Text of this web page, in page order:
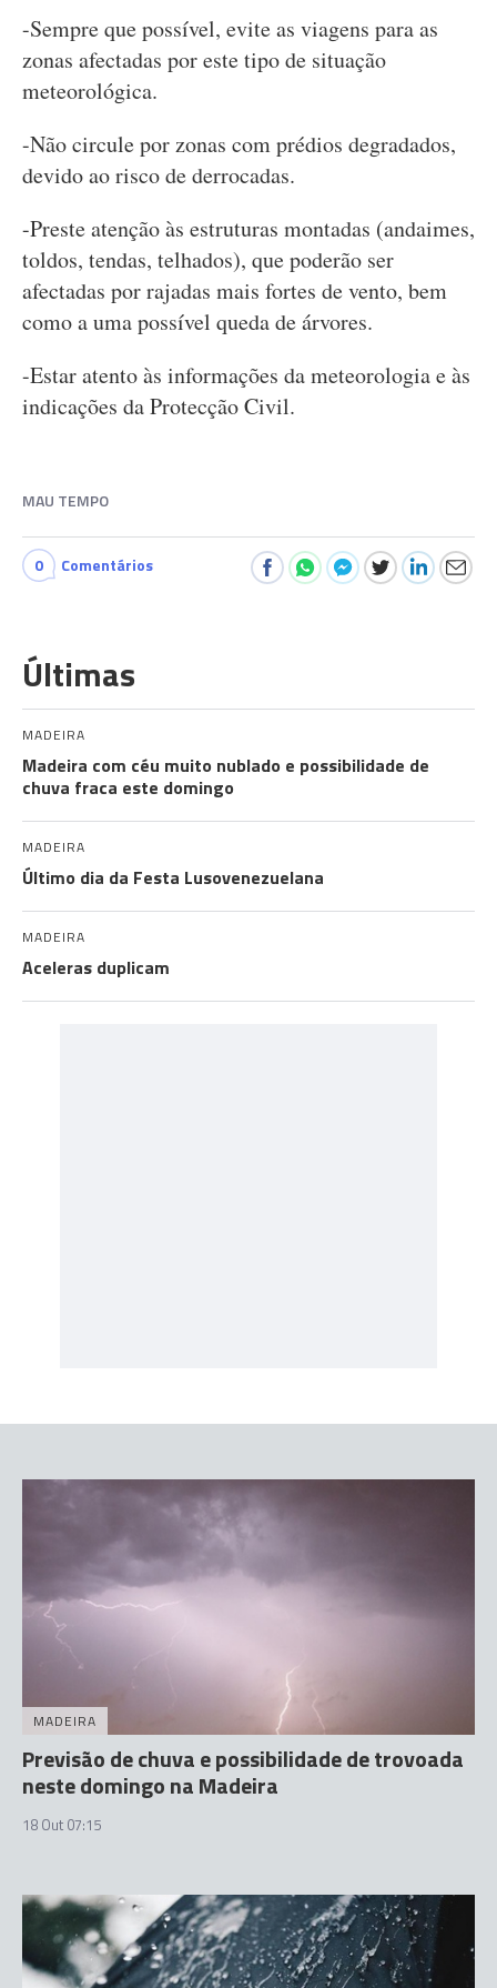
-Sempre que possível, evite as viagens para as
zonas afectadas por este tipo de situação
meteorológica.
-Não circule por zonas com prédios degradados,
devido ao risco de derrocadas.
-Preste atenção às estruturas montadas (andaimes,
toldos, tendas, telhados), que poderão ser
afectadas por rajadas mais fortes de vento, bem
como a uma possível queda de árvores.
-Estar atento às informações da meteorologia e às
indicações da Protecção Civil.
MAU TEMPO
0 Comentários
Últimas
MADEIRA
Madeira com céu muito nublado e possibilidade de
chuva fraca este domingo
MADEIRA
Último dia da Festa Lusovenezuelana
MADEIRA
Aceleras duplicam
MADEIRA
Previsão de chuva e possibilidade de trovoada
neste domingo na Madeira
18 Out 07:15